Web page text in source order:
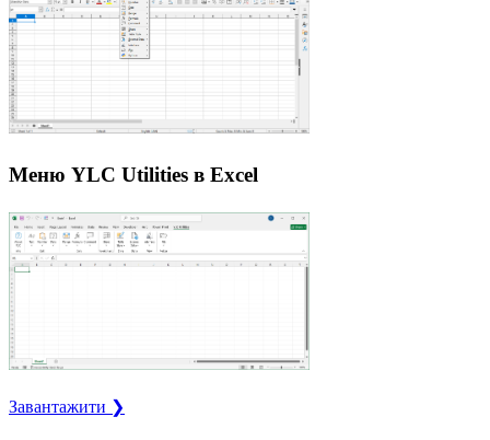
Меню YLC Utilities в Excel
Завантажити ❯